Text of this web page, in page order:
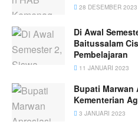
28 DESEMBER 2023
Di Awal
Baitussalam
Pembelajaran
11 JANUARI 2023
Bupati Marwan
Kementerian
3 JANUARI 2023